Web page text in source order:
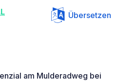
Übersetzen
am Mulderadweg bei